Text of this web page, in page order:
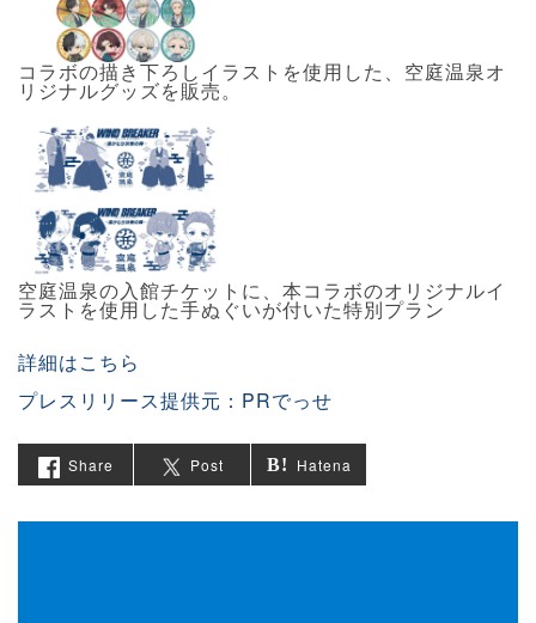
コラボの描き下ろしイラストを使用した、空庭温泉オ
リジナルグッズを販売。
空庭温泉の入館チケットに、本コラボのオリジナルイ
ラストを使用した手ぬぐいが付いた特別プラン
詳細はこちら
プレスリリース提供元：PRでっせ
Share Post Hatena